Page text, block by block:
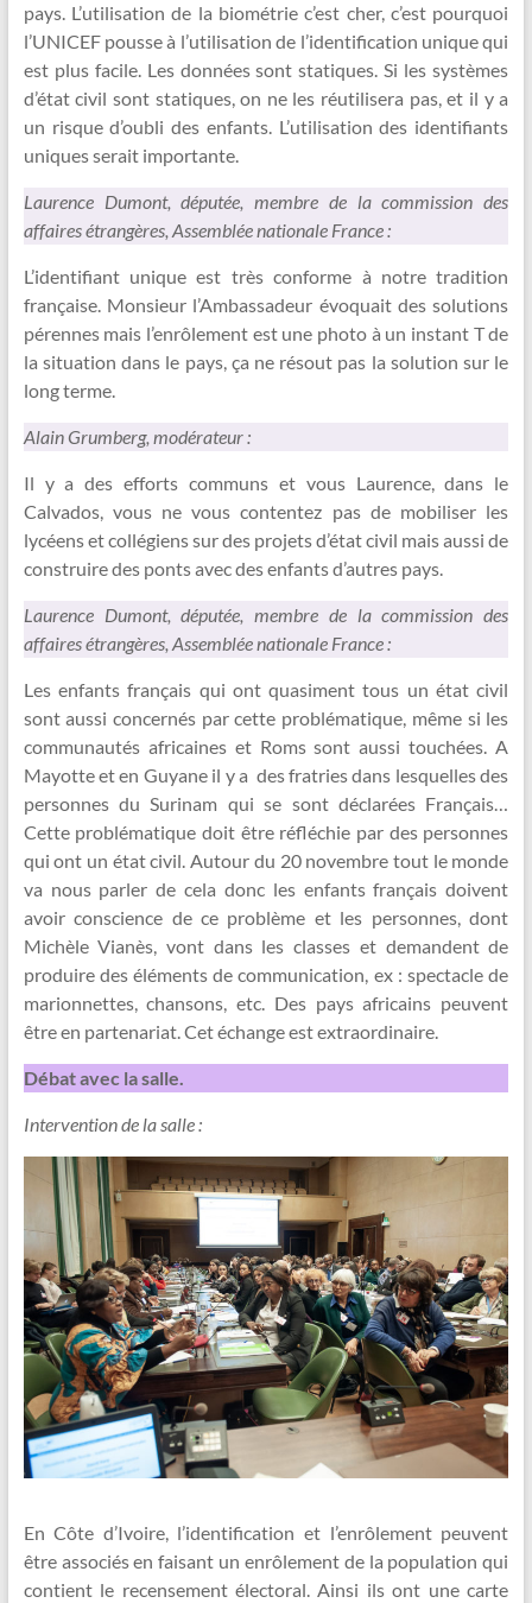
pays. L’utilisation de la biométrie c’est cher, c’est pourquoi
l’UNICEF pousse à l’utilisation de l’identification unique qui
est plus facile. Les données sont statiques. Si les systèmes
d’état civil sont statiques, on ne les réutilisera pas, et il y a
un risque d’oubli des enfants. L’utilisation des identifiants
uniques serait importante.
Laurence Dumont, députée, membre de la commission des
affaires étrangères, Assemblée nationale France :
L’identifiant unique est très conforme à notre tradition
française. Monsieur l’Ambassadeur évoquait des solutions
pérennes mais l’enrôlement est une photo à un instant T de
la situation dans le pays, ça ne résout pas la solution sur le
long terme.
Alain Grumberg, modérateur :
Il y a des efforts communs et vous Laurence, dans le
Calvados, vous ne vous contentez pas de mobiliser les
lycéens et collégiens sur des projets d’état civil mais aussi de
construire des ponts avec des enfants d’autres pays.
Laurence Dumont, députée, membre de la commission des
affaires étrangères, Assemblée nationale France:
Les enfants français qui ont quasiment tous un état civil
sont aussi concernés par cette problématique, même si les
communautés africaines et Roms sont aussi touchées. A
Mayotte et en Guyane il y a des fratries dans lesquelles des
personnes du Surinam qui se sont déclarées Français…
Cette problématique doit être réfléchie par des personnes
qui ont un état civil. Autour du 20 novembre tout le monde
va nous parler de cela donc les enfants français doivent
avoir conscience de ce problème et les personnes, dont
Michèle Vianès, vont dans les classes et demandent de
produire des éléments de communication, ex : spectacle de
marionnettes, chansons, etc. Des pays africains peuvent
être en partenariat. Cet échange est extraordinaire.
Débat avec la salle.
Intervention de la salle :
En Côte d’Ivoire, l’identification et l’enrôlement peuvent
être associés en faisant un enrôlement de la population qui
contient le recensement électoral. Ainsi ils ont une carte